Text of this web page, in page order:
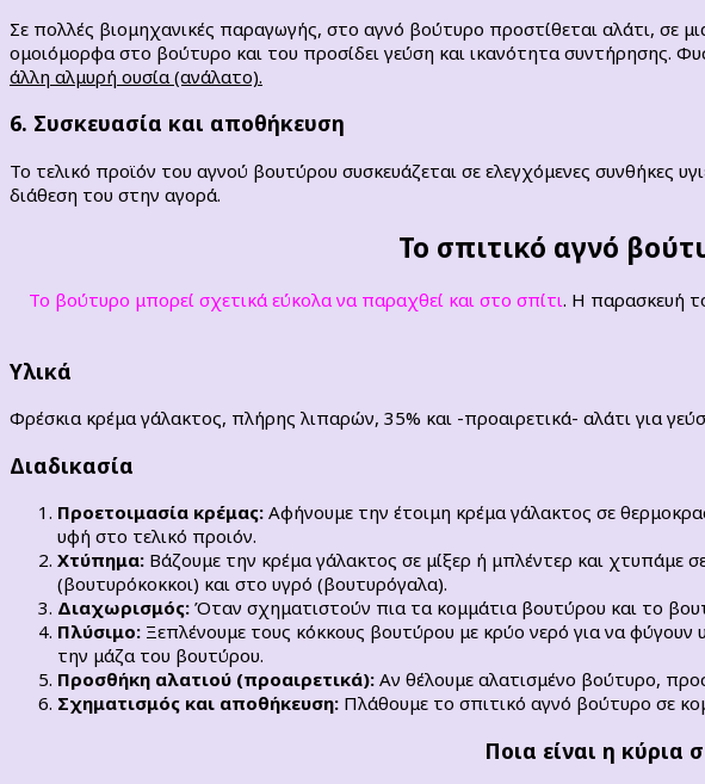
Σε πολλές βιομηχανικές παραγωγής, στο αγνό βούτυρο προστίθεται αλάτι, σε
ομοιόμορφα στο βούτυρο και του προσίδει γεύση και ικανότητα συντήρησης.
άλλη αλμυρή ουσία (ανάλατο).
6. Συσκευασία και αποθήκευση
Το τελικό προϊόν του αγνού βουτύρου συσκευάζεται σε ελεγχόμενες συνθήκες
διάθεση του στην αγορά.
Το σπιτικό αγνό
Το βούτυρο μπορεί σχετικά εύκολα να παραχθεί και στο σπίτι. Η παρασκευή
Υλικά
Φρέσκια κρέμα γάλακτος, πλήρης λιπαρών, 35% και -προαιρετικά- αλάτι για
Διαδικασία
Προετοιμασία κρέμας: Αφήνουμε την έτοιμη κρέμα γάλακτος σε
υφή στο τελικό προιόν.
Χτύπημα: Βάζουμε την κρέμα γάλακτος σε μίξερ ή μπλέντερ και χτυπάμε
(βουτυρόκοκκοι) και στο υγρό (βουτυρόγαλα).
Διαχωρισμός: Όταν σχηματιστούν πια τα κομμάτια βουτύρου και το
Πλύσιμο: Ξεπλένουμε τους κόκκους βουτύρου με κρύο νερό για να
την μάζα του βουτύρου.
Προσθήκη αλατιού (προαιρετικά): Αν θέλουμε αλατισμένο βούτυρο,
Σχηματισμός και αποθήκευση: Πλάθουμε το σπιτικό αγνό βούτυρο σε
Ποια είναι η κύρια